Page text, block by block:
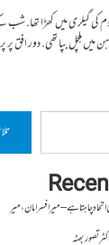
کی گیلری میں کھڑا تھا.
ہلچل بپا تھی. دور افق پر
چاہتا ہے – میر افسر امان،میر
تصور بھٹہ